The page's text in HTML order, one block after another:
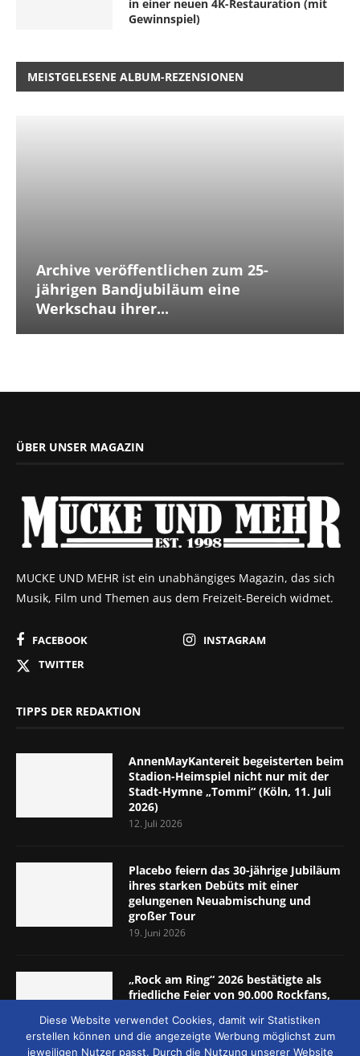
in einer neuen 4K-Restauration (mit
Gewinnspiel)
MEISTGELESENE ALBUM-REZENSIONEN
Archive veröffentlichen zum 25-
jährigen Bandjubiläum eine
Werkschau ihrer...
ÜBER UNSER MAGAZIN
MUCKE UND MEHR ist ein unabhängiges Magazin, das sich
Musik, Film und Themen aus dem Freizeit-Bereich widmet.
FACEBOOK
INSTAGRAM
TWITTER
TIPPS DER REDAKTION
AnnenMayKantereit begeisterten beim
Stadion-Heimspiel nicht nur mit der
Stadt-Hymne „Tommi“ (Köln, 11. Juli
2026)
12. Juli 2026
Placebo feiern das 30-jährige Jubiläum
ihres starken Debüts mit einer
gelungenen Neuabmischung und
großer Tour
19. Juni 2026
„Rock am Ring“ 2026 bestätigte als
friedliche Feier von 90.000 Rockfans,
5.-7. Juni 2026)
8. Juni 2026
Diese Website verwendet Cookies, damit wir Statistiken
erstellen können und die angezeigte Werbung möglichst zum
jeweiligen Nutzer passt. Durch die Nutzung unserer Website